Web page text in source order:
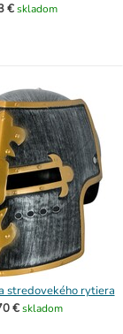
€skladom
stredovekého rytiera
€ skladom